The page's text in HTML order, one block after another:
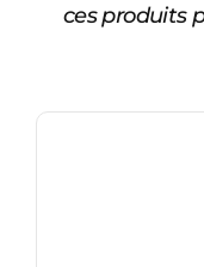
ces produits